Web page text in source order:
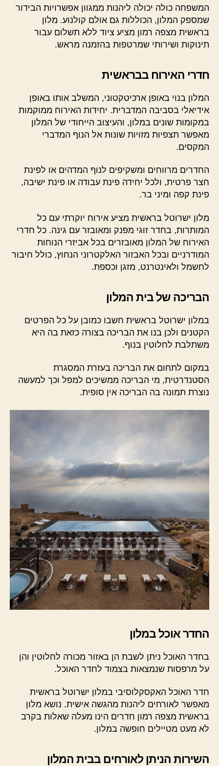
המשפחה כולה יכולה ליהנות ממגוון אפשרויות הבידור
שמספק המלון, הכוללות גם אולם קולנוע. מלון
בראשית מצפה רמון מציע ציוד ללא תשלום עבור
תינוקות ושירותי שמרטפות בהזמנה מראש.
חדרי האירוח בבראשית
המלון בנוי באופן ארכיטקטוני, המשלב אותו באופן
אידיאלי בסביבה המדברית. יחידות האירוח ממוקמות
במקומות שונים במלון, והעיצוב הייחודי של המלון
מאפשר תצפיות מזויות שונות אל הנוף המדברי
המקסים.
החדרים מרווחים ומשקיפים לנוף המדהים או לפינת
חצר פרטית, ולכל יחידה פינת עבודה או פינת ישיבה,
פינת קפה ומיני בר.
מלון ישרוטל בראשית מציע אירוח יוקרתי עם כל
המותרות, בחדר זוגי מפנק ומאובזר עם גינה. כל חדרי
האירוח של המלון מאובזרים בכל אביזרי הנוחות
המודרניים ובכל האבזור האלקטרוני הנחוץ, כולל חיבור
לחשמל ולאינטרנט, מזגן וכספת.
הבריכה של בית המלון
במלון ישרוטל בראשית חשבו כמובן על כל הפרטים
הקטנים ולכן בנו את הבריכה בצורה כזאת בה היא
משתלבת לחלוטין בנוף.
במקום לתחום את הבריכה בעזרת המסגרת
הסטנדרטית, מי הבריכה ממשיכים למפל וכך למעשה
נוצרת תמונה בה הבריכה אין סופית.
החדר אוכל במלון
בחדר האוכל ניתן לשבת הן באזור מכורה לחלוטין והן
על מרפסות שנמצאות בצמוד לחדר האוכל.
חדר האוכל האקסקלוסיבי במלון ישרוטל בראשית
מאפשר לאורחים ליהנות מהגשה אישית. נושא מלון
בראשית מצפה רמון חדרים הינו מעלה שאלות בקרב
לא מעט מטיילים חופשה במלון.
השירות הניתן לאורחים בבית המלון